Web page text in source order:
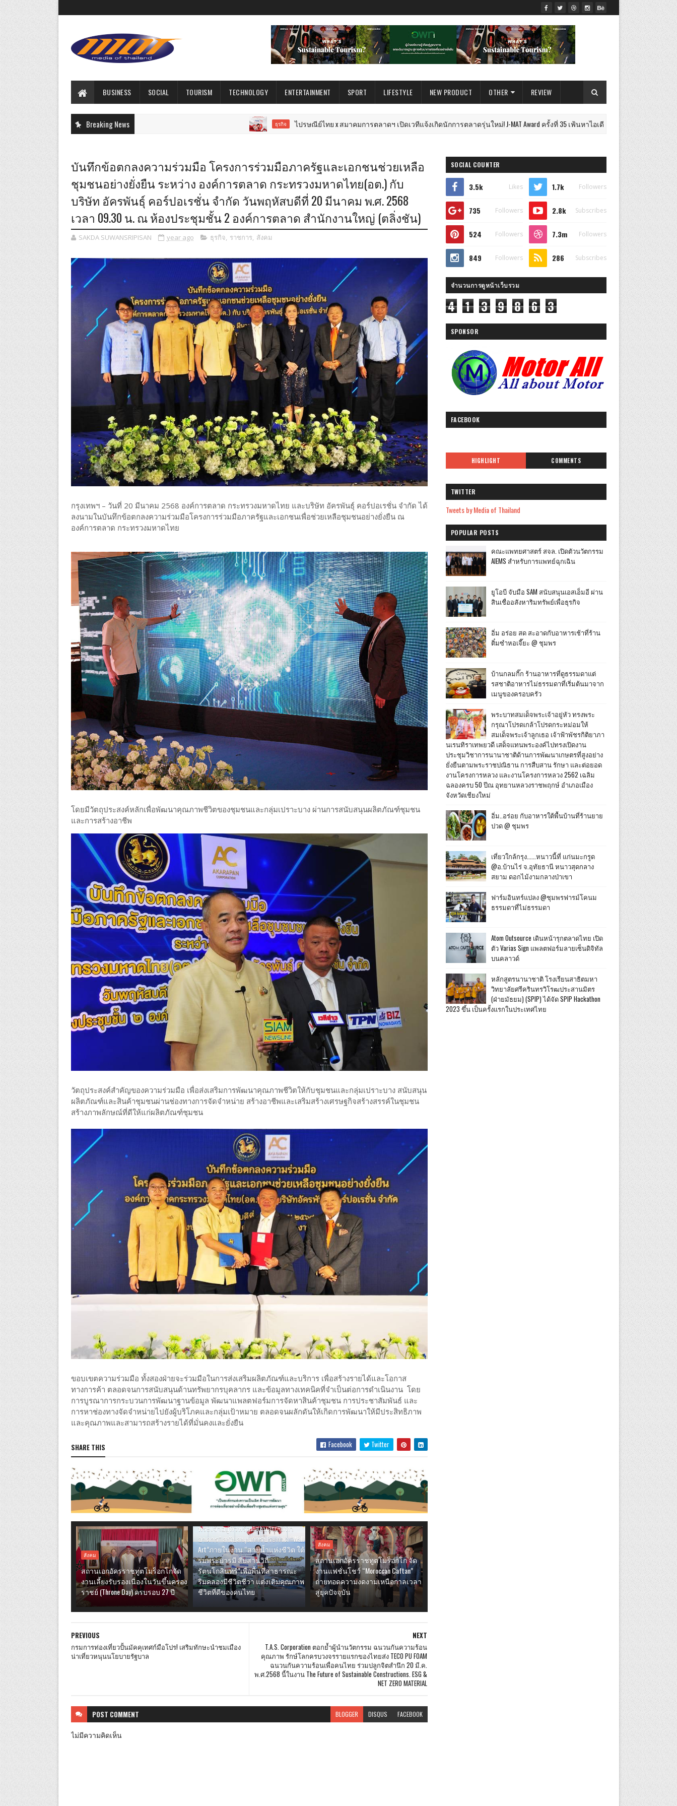
BUSINESS SOCIAL TOURISM TECHNOLOGY ENTERTAINMENT SPORT LIFESTYLE NEW PRODUCT OTHER REVIEW
Breaking News ไปรษณีย์ไทย x สมาคมการตลาดฯ เปิดเวทีแจ้งเกิดนักการตลาดรุ่นใหม่! J-MAT Award ครั้งที่ 35 เฟ้นหาไอเดียสุดล้ำ ชิงถ้วยพระราชทานฯ-เงินรา
บันทึกข้อตกลงความร่วมมือ โครงการร่วมมือภาครัฐและเอกชนช่วยเหลือ
ชุมชนอย่างยั่งยืน ระหว่าง องค์การตลาด กระทรวงมหาดไทย(อต.) กับ
บริษัท อัครพันธุ์ คอร์ปอเรชั่น จำกัด วันพฤหัสบดีที่ 20 มีนาคม พ.ศ. 2568
เวลา 09.30 น. ณ ห้องประชุมชั้น 2 องค์การตลาด สำนักงานใหญ่ (ตลิ่งชัน)
SAKDA SUWANSRIPISAN year ago ธุรกิจ, ราชการ, สังคม
กรุงเทพฯ – วันที่ 20 มีนาคม 2568 องค์การตลาด กระทรวงมหาดไทย และบริษัท อัครพันธุ์ คอร์ปอเรชั่น จำกัด ได้
ลงนามในบันทึกข้อตกลงความร่วมมือโครงการร่วมมือภาครัฐและเอกชนเพื่อช่วยเหลือชุมชนอย่างยั่งยืน ณ
องค์การตลาด กระทรวงมหาดไทย
โดยมีวัตถุประสงค์หลักเพื่อพัฒนาคุณภาพชีวิตของชุมชนและกลุ่มเปราะบาง ผ่านการสนับสนุนผลิตภัณฑ์ชุมชน
และการสร้างอาชีพ
วัตถุประสงค์สำคัญของความร่วมมือ เพื่อส่งเสริมการพัฒนาคุณภาพชีวิตให้กับชุมชนและกลุ่มเปราะบาง สนับสนุน
ผลิตภัณฑ์และสินค้าชุมชนผ่านช่องทางการจัดจำหน่าย สร้างอาชีพและเสริมสร้างเศรษฐกิจสร้างสรรค์ในชุมชน
สร้างภาพลักษณ์ที่ดีให้แก่ผลิตภัณฑ์ชุมชน
ขอบเขตความร่วมมือ ทั้งสองฝ่ายจะร่วมมือในการส่งเสริมผลิตภัณฑ์และบริการ เพื่อสร้างรายได้และโอกาส
ทางการค้า ตลอดจนการสนับสนุนด้านทรัพยากรบุคลากร และข้อมูลทางเทคนิคที่จำเป็นต่อการดำเนินงาน โดย
การบูรณาการกระบวนการพัฒนาฐานข้อมูล พัฒนาแพลตฟอร์มการจัดหาสินค้าชุมชน การประชาสัมพันธ์ และ
การหาช่องทางจัดจำหน่ายไปยังผู้บริโภคและกลุ่มเป้าหมาย ตลอดจนผลักดันให้เกิดการพัฒนาให้มีประสิทธิภาพ
และคุณภาพและสามารถสร้างรายได้ที่มั่นคงและยั่งยืน
SHARE THIS Facebook Twitter
สังคม
สถานเอกอัครราชทูตโมร็อกโกจัด
งานเลี้ยงรับรองเนื่องในวันขึ้นครอง
ราชย์ (Throne Day) ครบรอบ 27 ปี
“นิปปอนเพนต์” ร่วมกิจกรรมเฉลิม
พระเจ้าอยู่หัวพร้อมส่งมอบ “สีทา
อาคาร” สนับสนุนการประกวด “Wall
Art”ภายในงาน “สายน้ำแห่งชีวิต ใต้
ร่มพระบารมี สืบสานวิถี
รัตนโกสินทร์”เพื่อพื้นที่สาธารณะ
ริมคลองมีชีวิตชีวา แต่งเติมคุณภาพ
ชีวิตที่ดีของคนไทย
สังคม
สถานเอกอัครราชทูตโมร็อกโก จัด
งานแฟชั่นโชว์ “Moroccan Caftan”
ถ่ายทอดความงดงามเหนือกาลเวลา
สู่ยุคปัจจุบัน
NEXT
T.A.S. Corporation ตอกย้ำผู้นำนวัตกรรม ฉนวนกันความร้อน
คุณภาพ รักษ์โลกครบวงจรรายแรกของไทยส่ง TECO PU FOAM
ฉนวนกันความร้อนเพื่อคนไทย ร่วมปลูกจิตสำนึก 20 มี.ค.
พ.ศ.2568 นี้ในงาน The Future of Sustainable Constructions. ESG &
NET ZERO MATERIAL
PREVIOUS
กรมการท่องเที่ยวปั้นมัคคุเทศก์มือโปร! เสริมทักษะนำชมเมือง
น่าเที่ยวหนุนนโยบายรัฐบาล
POST COMMENT BLOGGER DISQUS FACEBOOK
ไม่มีความคิดเห็น
SOCIAL COUNTER
3.5k Likes 1.7k Followers
735 Followers 2.8k Subscribes
524 Followers 7.3m Followers
849 Followers 286 Subscribes
จำนวนการดูหน้าเว็บรวม
4 1 3 9 8 6 3
SPONSOR
FACEBOOK
HIGHLIGHT COMMENTS
TWITTER
Tweets by Media of Thailand
POPULAR POSTS
คณะแพทยศาสตร์ สจล. เปิดตัวนวัตกรรม
AIEMS สำหรับการแพทย์ฉุกเฉิน
ยูโอบี จับมือ SAM สนับสนุนเอสเอ็มอี ผ่าน
สินเชื่ออสังหาริมทรัพย์เพื่อธุรกิจ
อิ่ม อร่อย สด สะอาดกับอาหารเช้าที่ร้าน
ติ๋มซำหอเจี๊ยะ @ ชุมพร
บ้านกลมกิ๊ก ร้านอาหารที่ดูธรรมดาแต่
รสชาติอาหารไม่ธรรมดาที่เริ่มต้นมาจาก
เมนูของครอบครัว
พระบาทสมเด็จพระเจ้าอยู่หัว ทรงพระ
กรุณาโปรดเกล้าโปรดกระหม่อมให้
สมเด็จพระเจ้าลูกเธอ เจ้าฟ้าพัชรกิติยาภา
นเรนทิราเทพยวดี เสด็จแทนพระองค์ไปทรงเปิดงาน
ประชุมวิชาการนานาชาติด้านการพัฒนาเกษตรที่สูงอย่าง
ยั่งยืนตามพระราชปณิธาน การสืบสาน รักษา และต่อยอด
งานโครงการหลวง และงานโครงการหลวง 2562 เฉลิม
ฉลองครบ 50 ปีณ อุทยานหลวงราชพฤกษ์ อำเภอเมือง
จังหวัดเชียงใหม่
อิ่ม..อร่อย กับอาหารใต้พื้นบ้านที่ร้านยาย
ปวด @ ชุมพร
เที่ยวใกล้กรุง......หนาวนี้ที่ แก่นมะกรูด
@อ.บ้านไร่ จ.อุทัยธานี หนาวสุดกลาง
สยาม ดอกไม้งามกลางป่าเขา
ฟาร์มอินทร์แปลง @ชุมพรฟารม์โคนม
ธรรมดาที่ไม่ธรรมดา
Atom Outsource เดินหน้ารุกตลาดไทย เปิด
ตัว Varias Sign แพลตฟอร์มลายเซ็นดิจิทัล
บนคลาวด์
หลักสูตรนานาชาติ โรงเรียนสาธิตมหา
วิทยาลัยศรีครินทรวิโรฒประสานมิตร
(ฝ่ายมัธยม) (SPIP) ได้จัด SPIP Hackathon
2023 ขึ้น เป็นครั้งแรกในประเทศไทย